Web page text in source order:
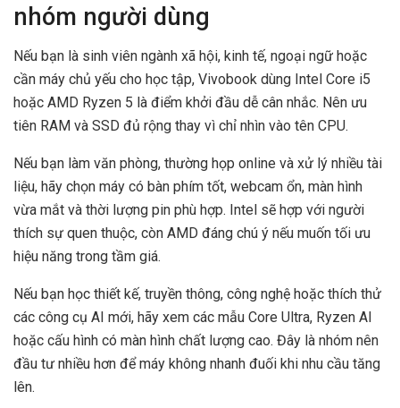
nhóm người dùng
Nếu bạn là sinh viên ngành xã hội, kinh tế, ngoại ngữ hoặc
cần máy chủ yếu cho học tập, Vivobook dùng Intel Core i5
hoặc AMD Ryzen 5 là điểm khởi đầu dễ cân nhắc. Nên ưu
tiên RAM và SSD đủ rộng thay vì chỉ nhìn vào tên CPU.
Nếu bạn làm văn phòng, thường họp online và xử lý nhiều tài
liệu, hãy chọn máy có bàn phím tốt, webcam ổn, màn hình
vừa mắt và thời lượng pin phù hợp. Intel sẽ hợp với người
thích sự quen thuộc, còn AMD đáng chú ý nếu muốn tối ưu
hiệu năng trong tầm giá.
Nếu bạn học thiết kế, truyền thông, công nghệ hoặc thích thử
các công cụ AI mới, hãy xem các mẫu Core Ultra, Ryzen AI
hoặc cấu hình có màn hình chất lượng cao. Đây là nhóm nên
đầu tư nhiều hơn để máy không nhanh đuối khi nhu cầu tăng
lên.